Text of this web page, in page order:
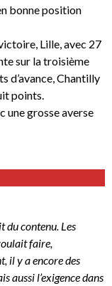
bonne position
Lille, avec 27
sur la troisième
d’avance, Chantilly
points.
une grosse averse
du contenu. Les
faire,
il y a encore des
aussi l’exigence dans